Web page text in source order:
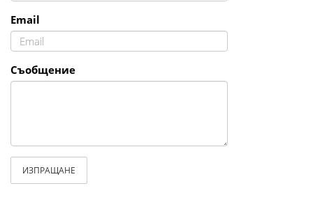
Email
Съобщение
ИЗПРАЩАНЕ